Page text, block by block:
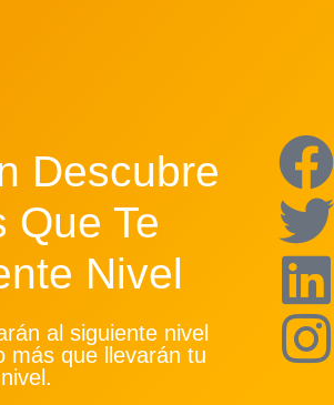
Descubre
Que Te
Nivel
al siguiente nivel
más que llevarán tu